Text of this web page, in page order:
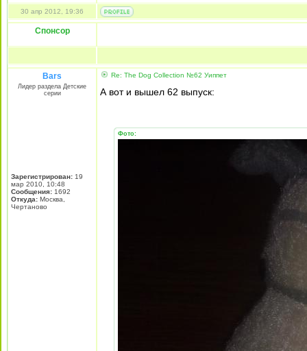
30 апр 2012, 19:36
Спонсор
Bars
Лидер раздела Детские
серии
Зарегистрирован: 19
мар 2010, 10:48
Сообщения: 1692
Откуда: Москва,
Чертаново
Re: The Dog Collection №62 Уиппет
А вот и вышел 62 выпуск:
Фото: